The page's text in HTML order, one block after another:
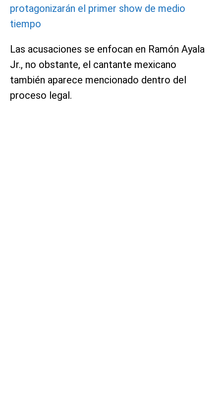
protagonizarán el primer show de medio
tiempo
Las acusaciones se enfocan en Ramón Ayala
Jr., no obstante, el cantante mexicano
también aparece mencionado dentro del
proceso legal.